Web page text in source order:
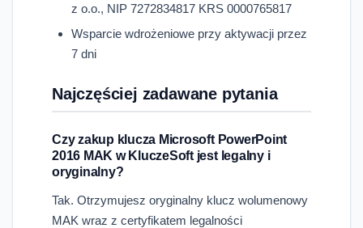
z o.o., NIP 7272834817 KRS 0000765817
Wsparcie wdrożeniowe przy aktywacji przez
7 dni
Najczęściej zadawane pytania
Czy zakup klucza Microsoft PowerPoint
2016 MAK w KluczeSoft jest legalny i
oryginalny?
Tak. Otrzymujesz oryginalny klucz wolumenowy
MAK wraz z certyfikatem legalności